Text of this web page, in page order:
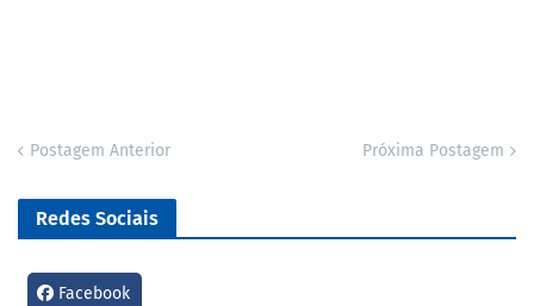
Postagem Anterior Próxima Postagem
Redes Sociais
Facebook